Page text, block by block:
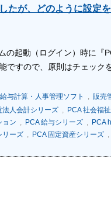
たが、どのように設定
の起動（ログイン）時に『
ですので、原則はチェック
給与計算・人事管理ソフト , 販売
法人会計シリーズ, PCA 社会福
ョン , PCA 給与シリーズ, PCA
リーズ, PCA 固定資産シリーズ,